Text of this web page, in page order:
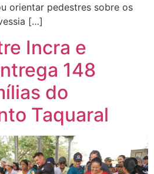
orientar pedestres sobre os
[…]
Incra e
148
do
Taquaral